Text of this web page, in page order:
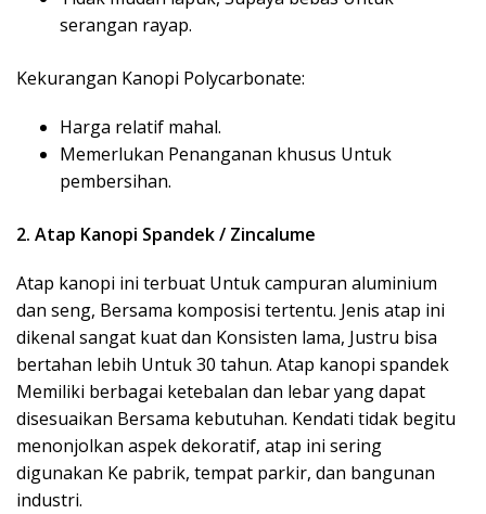
serangan rayap.
Kekurangan Kanopi Polycarbonate:
Harga relatif mahal.
Memerlukan Penanganan khusus Untuk
pembersihan.
2. Atap Kanopi Spandek / Zincalume
Atap kanopi ini terbuat Untuk campuran aluminium
dan seng, Bersama komposisi tertentu. Jenis atap ini
dikenal sangat kuat dan Konsisten lama, Justru bisa
bertahan lebih Untuk 30 tahun. Atap kanopi spandek
Memiliki berbagai ketebalan dan lebar yang dapat
disesuaikan Bersama kebutuhan. Kendati tidak begitu
menonjolkan aspek dekoratif, atap ini sering
digunakan Ke pabrik, tempat parkir, dan bangunan
industri.